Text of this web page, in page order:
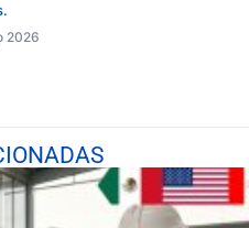
2026